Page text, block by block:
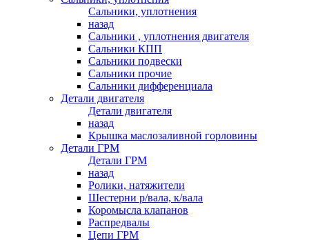
Сальники, уплотнения
назад
Сальники , уплотнения двигателя
Сальники КПП
Сальники подвески
Сальники прочие
Сальники дифференциала
Детали двигателя
Детали двигателя
назад
Крышка маслозаливной горловины
Детали ГРМ
Детали ГРМ
назад
Ролики, натяжители
Шестерни р/вала, к/вала
Коромысла клапанов
Распредвалы
Цепи ГРМ